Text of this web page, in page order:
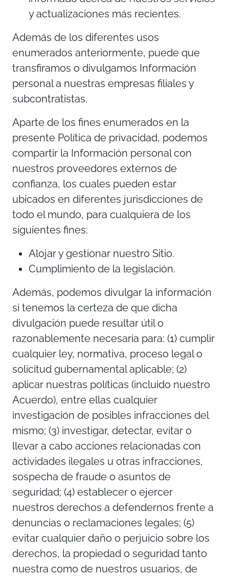
y actualizaciones más recientes.
Además de los diferentes usos
enumerados anteriormente, puede que
transfiramos o divulgamos Información
personal a nuestras empresas filiales y
subcontratistas.
Aparte de los fines enumerados en la
presente Política de privacidad, podemos
compartir la Información personal con
nuestros proveedores externos de
confianza, los cuales pueden estar
ubicados en diferentes jurisdicciones de
todo el mundo, para cualquiera de los
siguientes fines:
Alojar y gestionar nuestro Sitio.
Cumplimiento de la legislación.
Además, podemos divulgar la información
si tenemos la certeza de que dicha
divulgación puede resultar útil o
razonablemente necesaria para: (1) cumplir
cualquier ley, normativa, proceso legal o
solicitud gubernamental aplicable; (2)
aplicar nuestras políticas (incluido nuestro
Acuerdo), entre ellas cualquier
investigación de posibles infracciones del
mismo; (3) investigar, detectar, evitar o
llevar a cabo acciones relacionadas con
actividades ilegales u otras infracciones,
sospecha de fraude o asuntos de
seguridad; (4) establecer o ejercer
nuestros derechos a defendernos frente a
denuncias o reclamaciones legales; (5)
evitar cualquier daño o perjuicio sobre los
derechos, la propiedad o seguridad tanto
nuestra como de nuestros usuarios, de